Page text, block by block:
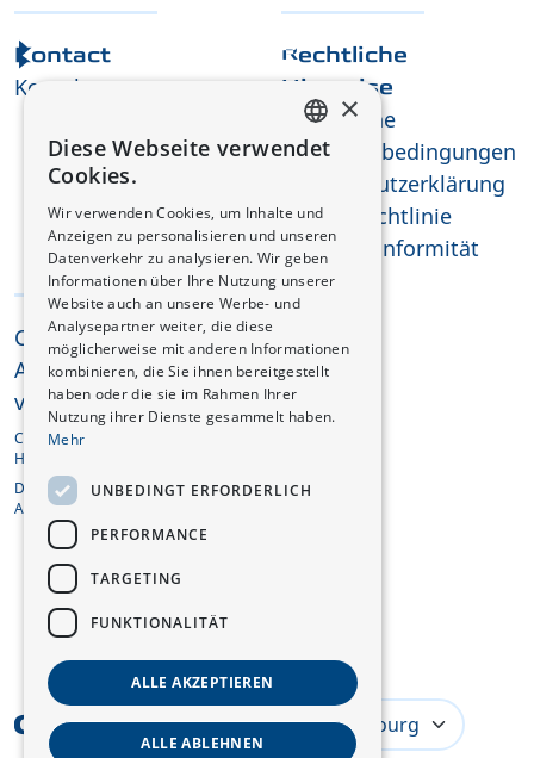
Kontact
Kontakt
Rechtliche
Hinweise
Allgemeine
Geschäftsbedingungen
Datenschutzerklärung
Cookie-Richtlinie
REACH-Konformität
CHANGAN © 2025
Alle Rechte
vorbehalten
CHANGAN AUTOMOBILE EUROPE
HOLDING B.V.
De Entree 201, 1101HG
Amsterdam, Niederlande
Luxembourg
FRENCH
GERMAN
×
Diese Webseite verwendet
Cookies.
Wir verwenden Cookies, um Inhalte und
Anzeigen zu personalisieren und unseren
Datenverkehr zu analysieren. Wir geben
Informationen über Ihre Nutzung unserer
Website auch an unsere Werbe- und
Analysepartner weiter, die diese
möglicherweise mit anderen Informationen
kombinieren, die Sie ihnen bereitgestellt
haben oder die sie im Rahmen Ihrer
Nutzung ihrer Dienste gesammelt haben.
Mehr
UNBEDINGT ERFORDERLICH
PERFORMANCE
TARGETING
FUNKTIONALITÄT
ALLE AKZEPTIEREN
ALLE ABLEHNEN